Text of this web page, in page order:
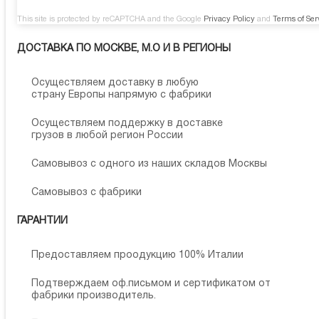
This site is protected by reCAPTCHA and the Google Privacy Policy and Terms of
ДОСТАВКА ПО МОСКВЕ, М.О И В РЕГИОНЫ
Осуществляем доставку в любую
страну Европы напрямую с фабрики
Осуществляем поддержку в доставке
грузов в любой регион России
Самовывоз с одного из наших складов Москвы
Самовывоз с фабрики
ГАРАНТИИ
Предоставляем проодукцию 100% Италии
Подтверждаем оф.письмом и сертификатом от
фабрики производитель.